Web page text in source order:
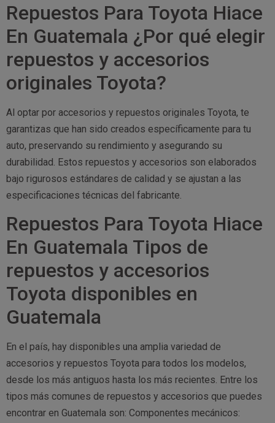
Repuestos Para Toyota Hiace
En Guatemala ¿Por qué elegir
repuestos y accesorios
originales Toyota?
Al optar por accesorios y repuestos originales Toyota, te
garantizas que han sido creados específicamente para tu
auto, preservando su rendimiento y asegurando su
durabilidad. Estos repuestos y accesorios son elaborados
bajo rigurosos estándares de calidad y se ajustan a las
especificaciones técnicas del fabricante.
Repuestos Para Toyota Hiace
En Guatemala Tipos de
repuestos y accesorios
Toyota disponibles en
Guatemala
En el país, hay disponibles una amplia variedad de
accesorios y repuestos Toyota para todos los modelos,
desde los más antiguos hasta los más recientes. Entre los
tipos más comunes de repuestos y accesorios que puedes
encontrar en Guatemala son: Componentes mecánicos: